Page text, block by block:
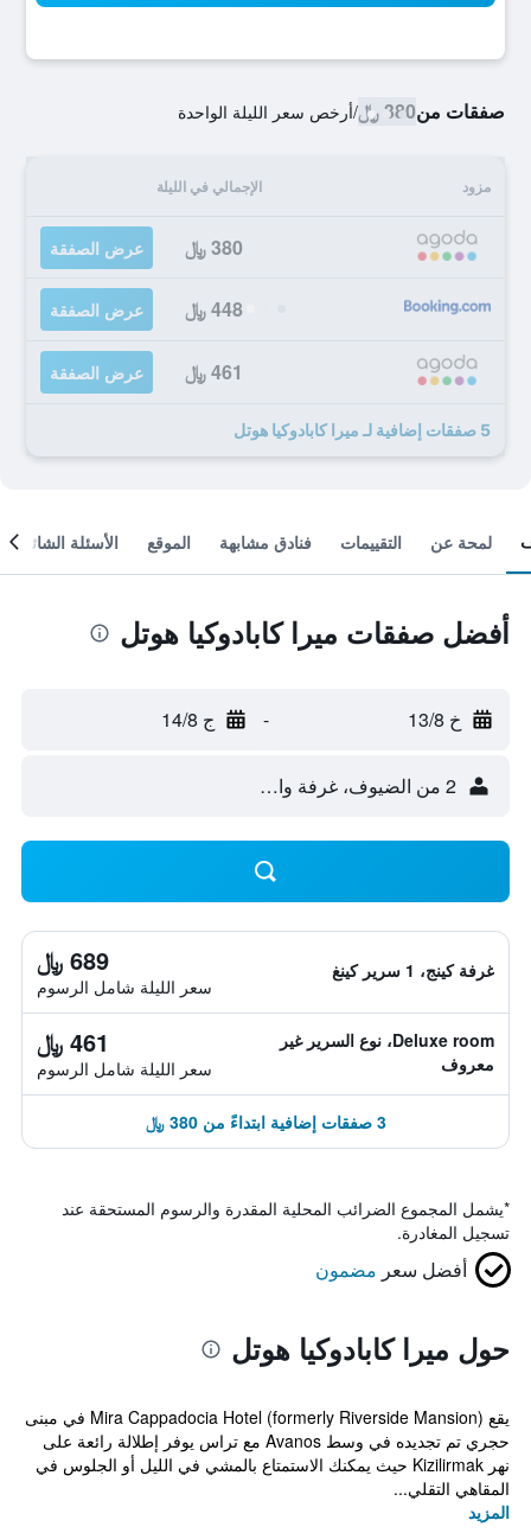
صفقات من380 ﷼ /أرخص سعر الليلة الواحدة
مزود الإجمالي في الليلة
380 ﷼ عرض الصفقة
448 ﷼ عرض الصفقة
461 ﷼ عرض الصفقة
5 صفقات إضافية لـ ميرا كابادوكيا هوتل
لمحة عن التقييمات فنادق مشابهة الموقع الأسئلة الشائعة
أفضل صفقات ميرا كابادوكيا هوتل
خ 13/8 - ج 14/8
2 من الضيوف، غرفة واحدة
غرفة كينج، 1 سرير كينغ 689 ﷼
سعر الليلة شامل الرسوم
Deluxe room، نوع السرير غير
معروف
461 ﷼
سعر الليلة شامل الرسوم
3 صفقات إضافية ابتداءً من 380 ﷼
*يشمل المجموع الضرائب المحلية المقدرة والرسوم المستحقة عند
تسجيل المغادرة.
أفضل سعر مضمون
حول ميرا كابادوكيا هوتل
يقع Mira Cappadocia Hotel (formerly Riverside Mansion) في مبنى
حجري تم تجديده في وسط Avanos مع تراس يوفر إطلالة رائعة على
نهر Kizilirmak حيث يمكنك الاستمتاع بالمشي في الليل أو الجلوس في
المقاهي التقلي...
المزيد